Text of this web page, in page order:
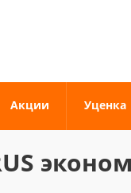
Акции Уценка